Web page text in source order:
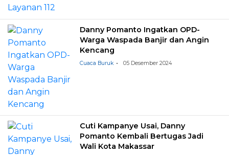
Danny Pomanto Ingatkan OPD-
Warga Waspada Banjir dan Angin
Kencang
Cuaca Buruk 05 Desember 2024
Cuti Kampanye Usai, Danny
Pomanto Kembali Bertugas Jadi
Wali Kota Makassar